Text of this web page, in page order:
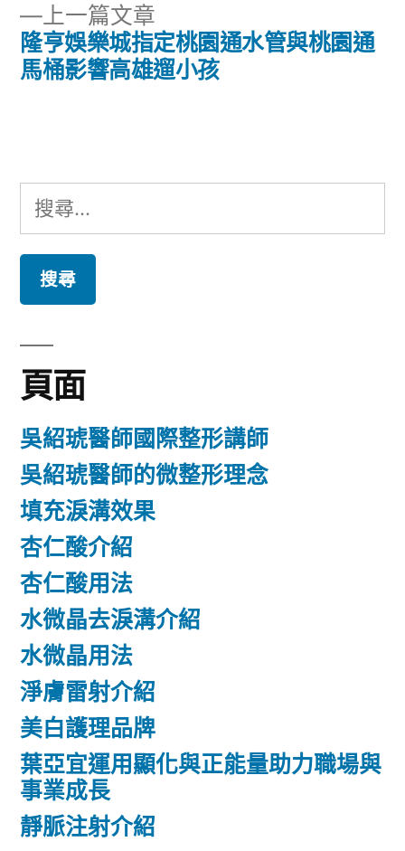
導
覽
上一篇文章
一
篇
隆亨娛樂城指定桃園通水管與桃園通
馬桶影響高雄遛小孩
搜
尋
鍵
字:
頁面
吳紹琥醫師國際整形講師
吳紹琥醫師的微整形理念
填充淚溝效果
杏仁酸介紹
杏仁酸用法
水微晶去淚溝介紹
水微晶用法
淨膚雷射介紹
美白護理品牌
葉亞宜運用顯化與正能量助力職場與
事業成長
靜脈注射介紹